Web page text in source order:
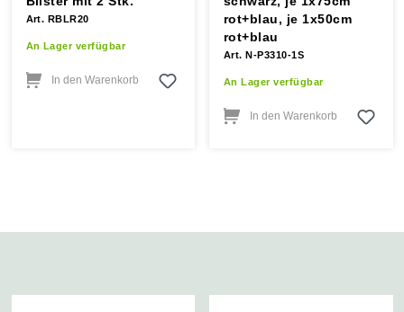
Art. RBLR20
An Lager verfügbar
In den Warenkorb
rot+blau, je 1x50cm
rot+blau
Art. N-P3310-1S
An Lager verfügbar
In den Warenkorb